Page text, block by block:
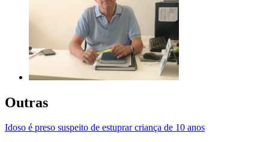
Outras
Idoso é preso suspeito de estuprar criança de 10 anos